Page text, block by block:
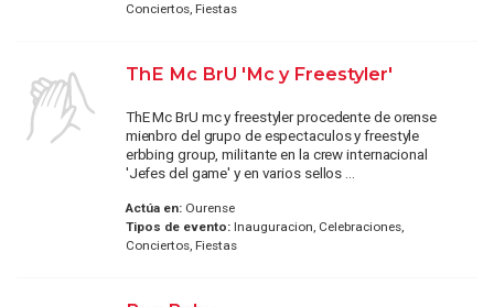
Conciertos, Fiestas
ThE Mc BrU 'Mc y Freestyler'
ThE Mc BrU mc y freestyler procedente de orense
mienbro del grupo de espectaculos y freestyle
erbbing group, militante en la crew internacional
'Jefes del game' y en varios sellos ...
Actúa en:Ourense
Tipos de evento:Inauguracion, Celebraciones,
Conciertos, Fiestas